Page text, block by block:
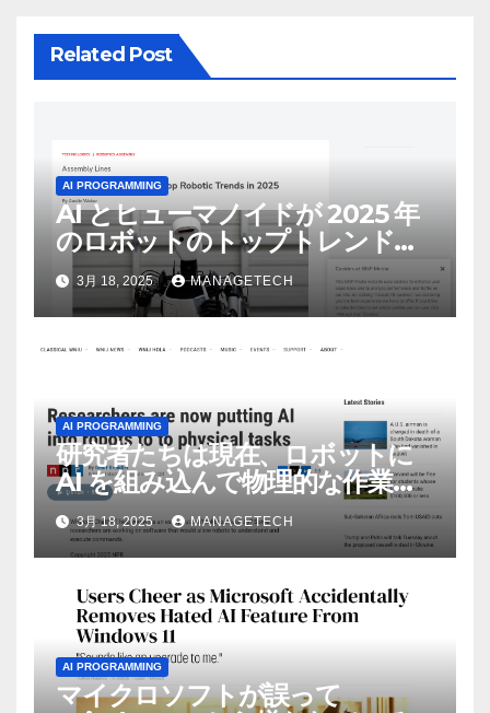
Related Post
AI PROGRAMMING
AI とヒューマノイドが 2025 年
のロボットのトップトレンドに |
ASSEMBLY
3月 18, 2025 MANAGETECH
AI PROGRAMMING
研究者たちは現在、ロボットに
AI を組み込んで物理的な作業を
実行させている | ノーザン パブ
リック ラジオ: WNIJ および
WNIU
3月 18, 2025 MANAGETECH
AI PROGRAMMING
マイクロソフトが誤って